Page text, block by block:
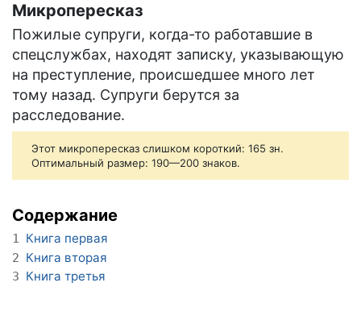
Микропересказ
Пожилые супруги, когда-то работавшие в
спецслужбах, находят записку, указывающую
на преступление, происшедшее много лет
тому назад. Супруги берутся за
расследование.
Этот микропересказ слишком короткий: 165 зн.
Оптимальный размер: 190—200 знаков.
Содержание
1 Книга первая
2 Книга вторая
3 Книга третья